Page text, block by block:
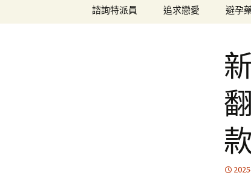
諮詢特派員 追求戀愛 避孕
款